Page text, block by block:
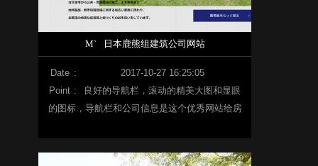
M` 日本鹿熊组建筑公司网站
Date :
2017-10-27 16:25:05
Point :
良好的导航栏，滚动的精美大图和显眼
的图标，导航栏和公司信息是这个优秀网站给房